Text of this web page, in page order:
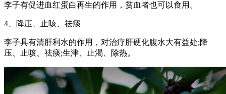
李子有促进血红蛋白再生的作用，贫血者也可以食用。
4、降压、止咳、祛痰
李子具有清肝利水的作用，对治疗肝硬化腹水大有益处;降
压、止咳、祛痰;生津、止渴、除热。